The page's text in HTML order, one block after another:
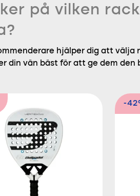
på vilken
hjälper dig att välja
din vän bäst för att ge dem den
-